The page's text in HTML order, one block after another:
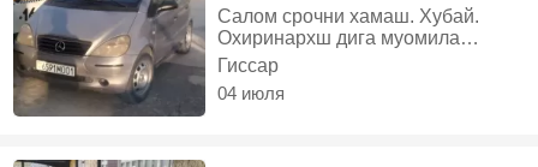
Салом срочни хамаш. Хубай.
Охиринархш дига муомила
надора срочнои бадай., Бензин,
Механика, Хэтчбек
Гиссар
04 июля